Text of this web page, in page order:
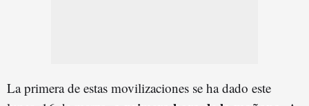
La primera de estas movilizaciones se ha dado este